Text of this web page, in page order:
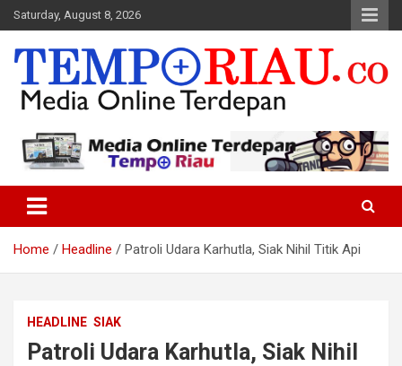
Skip
to
content
Saturday, August 8, 2026
Tempo Riau
Home Headline Patroli Udara Karhutla, Siak Nihil Titik Api
HEADLINE SIAK
Patroli Udara Karhutla, Siak Nihil